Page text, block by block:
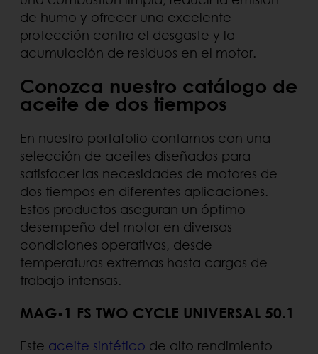
de humo y ofrecer una excelente
protección contra el desgaste y la
acumulación de residuos en el motor.
Conozca nuestro catálogo de
aceite de dos tiempos
En nuestro portafolio contamos con una
selección de aceites diseñados para
satisfacer las necesidades de motores de
dos tiempos en diferentes aplicaciones.
Estos productos aseguran un óptimo
desempeño del motor en diversas
condiciones operativas, desde
temperaturas extremas hasta cargas de
trabajo intensas.
MAG-1 FS TWO CYCLE UNIVERSAL 50.1
Este aceite sintético de alto rendimiento